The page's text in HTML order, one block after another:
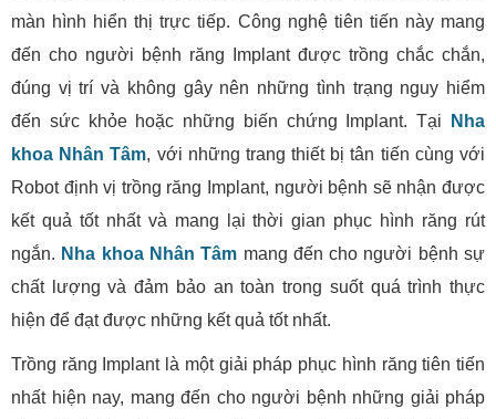
màn hình hiển thị trực tiếp. Công nghệ tiên tiến này mang
đến cho người bệnh răng Implant được trồng chắc chắn,
đúng vị trí và không gây nên những tình trạng nguy hiểm
đến sức khỏe hoặc những biến chứng Implant. Tại
Nha
khoa Nhân Tâm, với những trang thiết bị tân tiến cùng với
Robot định vị trồng răng Implant, người bệnh sẽ nhận được
kết quả tốt nhất và mang lại thời gian phục hình răng rút
ngắn. Nha khoa Nhân Tâm mang đến cho người bệnh sự
chất lượng và đảm bảo an toàn trong suốt quá trình thực
hiện để đạt được những kết quả tốt nhất.
Trồng răng Implant là một giải pháp phục hình răng tiên tiến
nhất hiện nay, mang đến cho người bệnh những giải pháp